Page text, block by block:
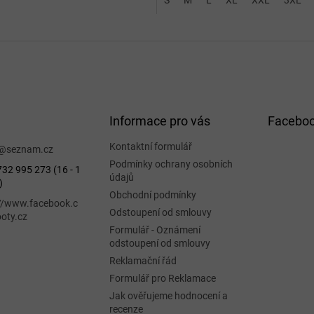
seznam.cz
995 273 (16 - 1
www.facebook.c
Informace pro vás
Kontaktní formulář
Podmínky ochrany osobních
údajů
Obchodní podmínky
Odstoupení od smlouvy
Formulář - Oznámení
odstoupení od smlouvy
Reklamační řád
Formulář pro Reklamace
Jak ověřujeme hodnocení a
recenze